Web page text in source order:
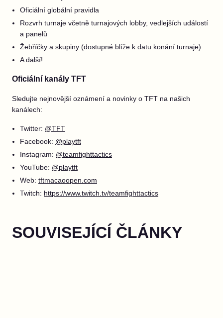
Oficiální globální pravidla
Rozvrh turnaje včetně turnajových lobby, vedlejších událostí
a panelů
Žebříčky a skupiny (dostupné blíže k datu konání turnaje)
A další!
Oficiální kanály TFT
Sledujte nejnovější oznámení a novinky o TFT na našich
kanálech:
Twitter: @TFT
Facebook: @playtft
Instagram: @teamfighttactics
YouTube: @playtft
Web: tftmacaoopen.com
Twitch: https://www.twitch.tv/teamfighttactics
SOUVISEJÍCÍ ČLÁNKY